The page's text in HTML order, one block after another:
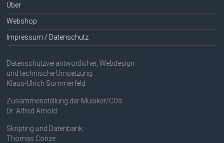
Über
Webshop
Impressum / Datenschutz
Datenschutzverantwortlicher, Webdesign
und technische Umsetzung:
Klaus-Ulrich Sommerfeld
Zusammenstellung der Musiker/CDs:
Dr. Alfred Arnold
Skripting und Datenbank:
Thomas Conze